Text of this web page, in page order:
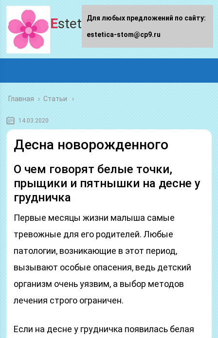
Estetica-stom.ru
Главная › Статьи
14.03.2020
Десна новорожденного
О чем говорят белые точки,
прыщики и пятнышки на десне у
грудничка
Первые месяцы жизни малыша самые
тревожные для его родителей. Любые
патологии, возникающие в этот период,
вызывают особые опасения, ведь детский
организм очень уязвим, а выбор методов
лечения строго ограничен.
Если на десне у грудничка появилась белая
Для любых предложений по сайту:
estetica-stom@cp9.ru